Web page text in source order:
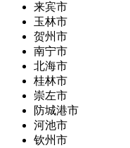
来宾市
玉林市
贺州市
南宁市
北海市
桂林市
崇左市
防城港市
河池市
钦州市